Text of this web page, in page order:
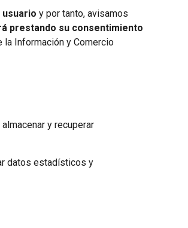
usuario y por tanto, avisamos
prestando su consentimiento
Información y Comercio
y recuperar
datos estadísticos y